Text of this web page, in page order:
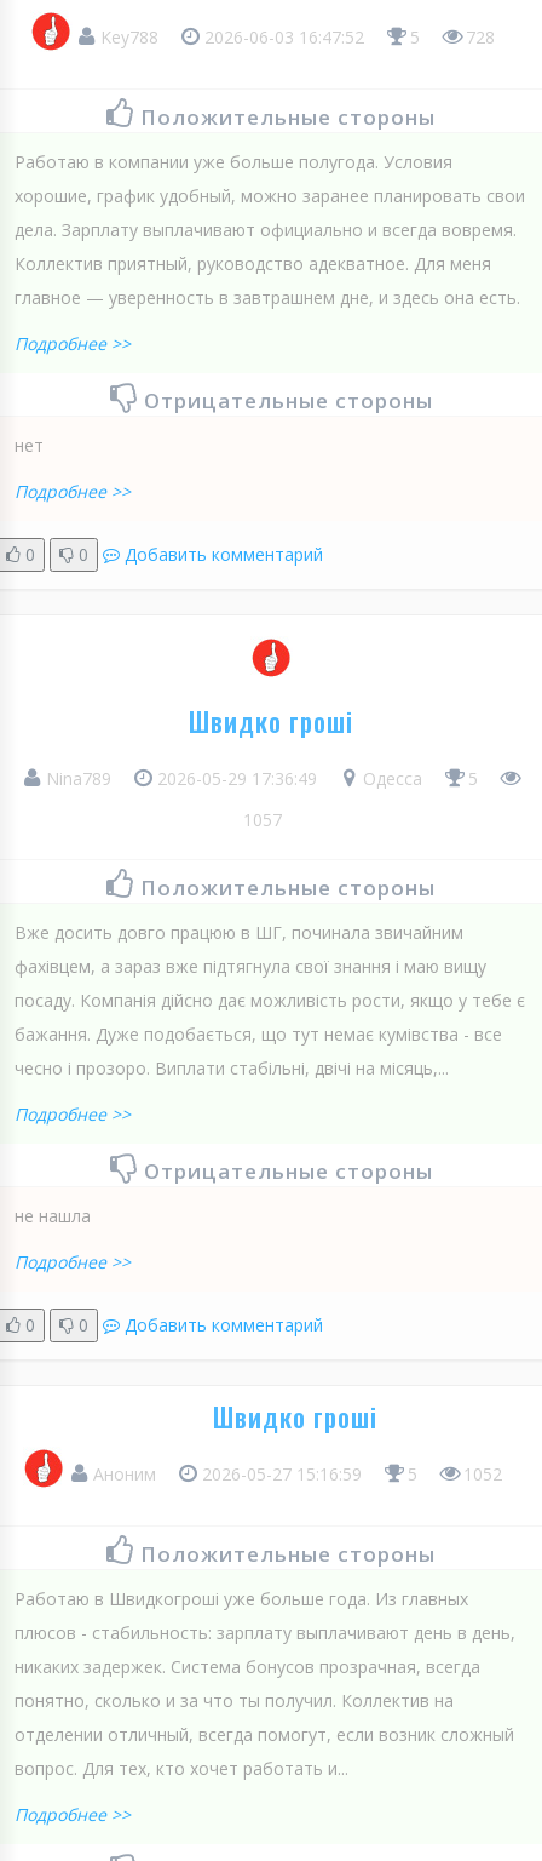
Key788 2026-06-03 16:47:52 5 728
Положительные стороны
Работаю в компании уже больше полугода. Условия
хорошие, график удобный, можно заранее планировать свои
дела. Зарплату выплачивают официально и всегда вовремя.
Коллектив приятный, руководство адекватное. Для меня
главное — уверенность в завтрашнем дне, и здесь она есть.
Подробнее >>
Отрицательные стороны
нет
Подробнее >>
0 0 Добавить комментарий
Швидко гроші
Nina789 2026-05-29 17:36:49 Одесса
5
1057
Положительные стороны
Вже досить довго працюю в ШГ, починала звичайним
фахівцем, а зараз вже підтягнула свої знання і маю вищу
посаду. Компанія дійсно дає можливість рости, якщо у тебе є
бажання. Дуже подобається, що тут немає кумівства - все
чесно і прозоро. Виплати стабільні, двічі на місяць,...
Подробнее >>
Отрицательные стороны
не нашла
Подробнее >>
0 0 Добавить комментарий
Швидко гроші
Аноним 2026-05-27 15:16:59 5 1052
Положительные стороны
Работаю в Швидкогроші уже больше года. Из главных
плюсов - стабильность: зарплату выплачивают день в день,
никаких задержек. Система бонусов прозрачная, всегда
понятно, сколько и за что ты получил. Коллектив на
отделении отличный, всегда помогут, если возник сложный
вопрос. Для тех, кто хочет работать и...
Подробнее >>